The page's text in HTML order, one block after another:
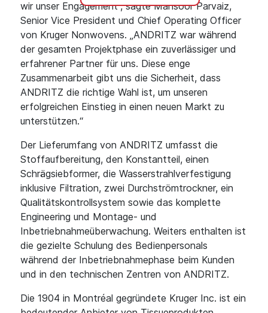
wir unser Engagement“, sagte Mansoor Parvaiz,
Senior Vice President und Chief Operating Officer
von Kruger Nonwovens. „ANDRITZ war während
der gesamten Projektphase ein zuverlässiger und
erfahrener Partner für uns. Diese enge
Zusammenarbeit gibt uns die Sicherheit, dass
ANDRITZ die richtige Wahl ist, um unseren
erfolgreichen Einstieg in einen neuen Markt zu
unterstützen.“
Der Lieferumfang von ANDRITZ umfasst die
Stoffaufbereitung, den Konstantteil, einen
Schrägsiebformer, die Wasserstrahlverfestigung
inklusive Filtration, zwei Durchströmtrockner, ein
Qualitätskontrollsystem sowie das komplette
Engineering und Montage- und
Inbetriebnahmeüberwachung. Weiters enthalten ist
die gezielte Schulung des Bedienpersonals
während der Inbetriebnahmephase beim Kunden
und in den technischen Zentren von ANDRITZ.
Die 1904 in Montréal gegründete Kruger Inc. ist ein